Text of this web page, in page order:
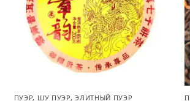
ПУЭР, ШУ ПУЭР,ЭЛИТНЫЙ ПУЭР